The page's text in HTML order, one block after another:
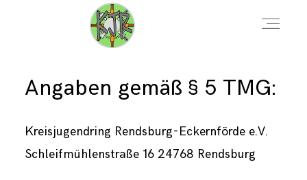
Angaben gemäß § 5 TMG:
Kreisjugendring Rendsburg-Eckernförde e.V.
Schleifmühlenstraße 16 24768 Rendsburg
AKTUELLES
VERANSTALTUNGEN